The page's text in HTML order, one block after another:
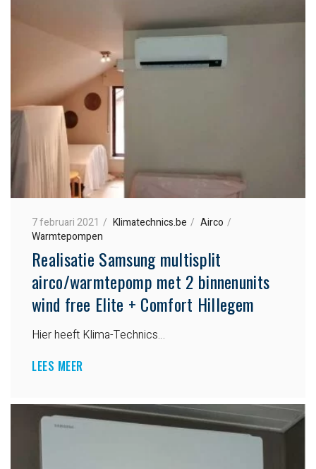
7 februari 2021 Klimatechnics.be
Airco
Warmtepompen
Realisatie Samsung multisplit
airco/warmtepomp met 2 binnenunits
wind free Elite + Comfort Hillegem
Hier heeft Klima-Technics…
LEES MEER